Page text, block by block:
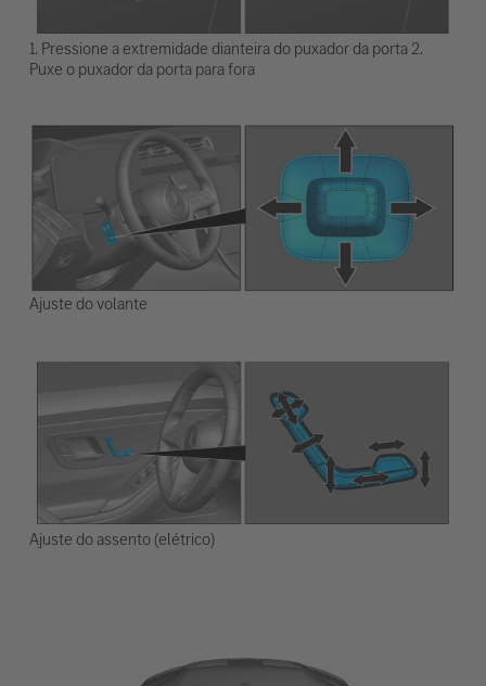
1. Pressione a extremidade dianteira do puxador da porta 2.
Puxe o puxador da porta para fora
Ajuste do volante
Ajuste do assento (elétrico)